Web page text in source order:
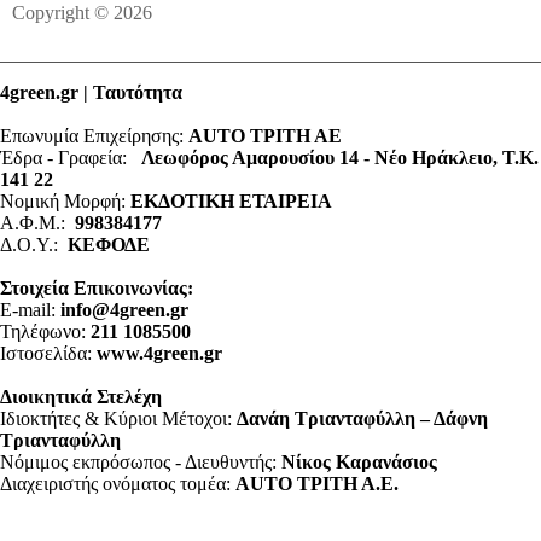
Copyright © 2026
4green.gr | Ταυτότητα
Επωνυμία Επιχείρησης: AUTO ΤΡΙΤΗ ΑΕ
Έδρα - Γραφεία: Λεωφόρος Αμαρουσίου 14 - Νέο Ηράκλειο, Τ.Κ.
141 22
Νομική Μορφή: ΕΚΔΟΤΙΚΗ ΕΤΑΙΡΕΙΑ
Α.Φ.Μ.: 998384177
Δ.Ο.Υ.: ΚΕΦΟΔΕ
Στοιχεία Επικοινωνίας:
E-mail: info@4green.gr
Τηλέφωνο: 211 1085500
Ιστοσελίδα: www.4green.gr
Διοικητικά Στελέχη
Ιδιοκτήτες & Κύριοι Μέτοχοι: Δανάη Τριανταφύλλη – Δάφνη
Τριανταφύλλη
Νόμιμος εκπρόσωπος - Διευθυντής: Νίκος Καρανάσιος
Διαχειριστής ονόματος τομέα: ΑUTO ΤΡΙΤΗ Α.Ε.